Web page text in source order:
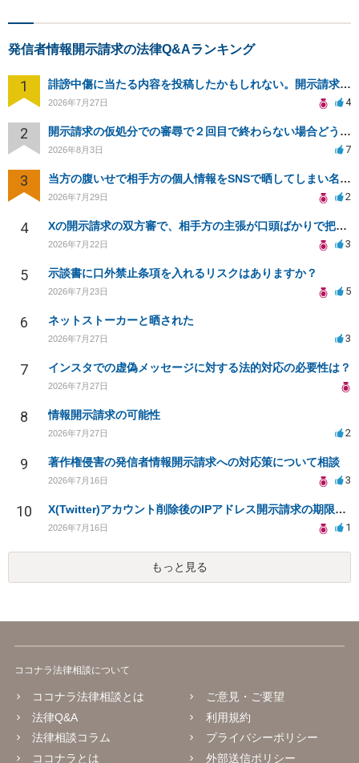
発信者情報開示請求の法律Q&Aランキング
1 誹謗中傷に当たる内容を投稿したかもしれない。開示請求や民事刑事裁判に発展しうるのか教えて欲しい。
2026年7月27日 4
2 開示請求の仮処分での審尋で２回目で終わらない場合どうしたらいいですか
2026年8月3日 7
3 当方の腹いせで相手方の個人情報をSNSで晒してしまい名誉毀損させてしまったかもしれない
2026年7月29日 2
4 Xの開示請求の双方審で、相手方の主張が口頭ばかりで把握しきれません
2026年7月22日 3
5 示談書に口外禁止条項を入れるリスクはありますか？
2026年7月23日 5
6 ネットストーカーと晒された
2026年7月27日 3
7 インスタでの虚偽メッセージに対する法的対応の必要性は？
2026年7月27日
8 情報開示請求の可能性
2026年7月27日 2
9 著作権侵害の発信者情報開示請求への対応策について相談
2026年7月16日 3
10 X(Twitter)アカウント削除後のIPアドレス開示請求の期限は？
2026年7月16日 1
もっと見る
ココナラ法律相談について
ココナラ法律相談とは
法律Q&A
法律相談コラム
ココナラとは
ご意見・ご要望
利用規約
プライバシーポリシー
外部送信ポリシー